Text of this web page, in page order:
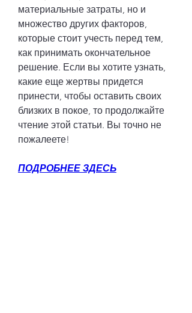
материальные затраты, но и
множество других факторов,
которые стоит учесть перед тем,
как принимать окончательное
решение. Если вы хотите узнать,
какие еще жертвы придется
принести, чтобы оставить своих
близких в покое, то продолжайте
чтение этой статьи. Вы точно не
пожалеете!
ПОДРОБНЕЕ ЗДЕСЬ